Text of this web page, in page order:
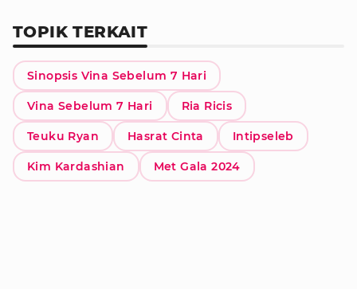
TOPIK TERKAIT
Sinopsis Vina Sebelum 7 Hari
Vina Sebelum 7 Hari Ria Ricis
Teuku Ryan Hasrat Cinta Intipseleb
Kim Kardashian Met Gala 2024